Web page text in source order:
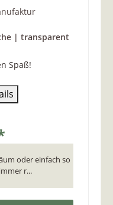
| transparent
Spaß!
oder einfach so
r...